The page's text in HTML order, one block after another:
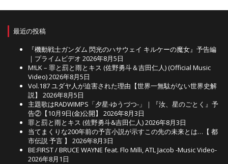
最近の投稿
『機動戦士ガンダム 閃光のハサウェイ キルケーの魔女』予告編
｜プライムビデオ 2026年8月5日
M!LK – 罪と罰と雨とキス (佐野勇斗＆吉田仁人) (Official Music
Video)2026年8月5日
Vol.187 ユダヤ人が迫害された理由【世界一無駄がない世界史解
説】
2026年8月5日
主題歌はRADWIMPS「夕星-ゆうづつ-」｜『汝、星のごとく』予
告②【10月9日(金)公開】
2026年8月3日
罪と罰と雨とキス (佐野勇斗&吉田仁人)2026年8月3日
当てまくりな200年前の予言小説が示すこの先の未来とは…【 都
市伝説 予言 】
2026年8月3日
BE:FIRST / BRUCE WAYNE feat. Flo Milli, ATL Jacob -Music Video-
2026年8月1日